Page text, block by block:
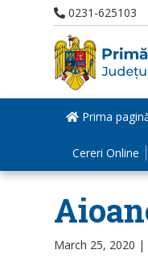
0231-625103
Prima
Cereri Online
March 25, 2020 |